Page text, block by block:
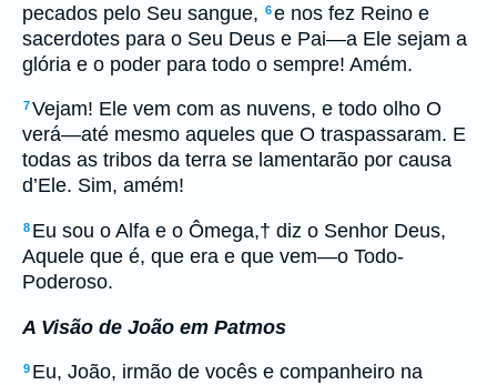
pecados pelo Seu sangue, 6e nos fez Reino e
sacerdotes para o Seu Deus e Pai—a Ele sejam a
glória e o poder para todo o sempre! Amém.
7Vejam! Ele vem com as nuvens, e todo olho O
verá—até mesmo aqueles que O traspassaram. E
todas as tribos da terra se lamentarão por causa
d’Ele. Sim, amém!
8 Eu sou o Alfa e o Ômega,† diz o Senhor Deus,
Aquele que é, que era e que vem—o Todo-
Poderoso.
A Visão de João em Patmos
9 Eu, João, irmão de vocês e companheiro na